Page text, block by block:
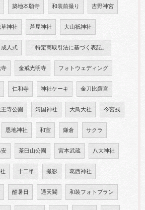
築地本願寺 和装前撮り 吉野神宮
草神社 芦屋神社 大山祇神社
成人式 「特定商取引法に基づく表記」
寺 金戒光明寺 フォトウェディング
仁和寺 神社ケーキ 金刀比羅宮
王寺公園 靖国神社 大鳥大社 今宮戎
恩地神社 和室 鎌倉 サクラ
安 茶臼山公園 宮本武蔵 八大神社
十二単 撮影 葛西神社
酷暑日 通天閣 和装フォトプラン